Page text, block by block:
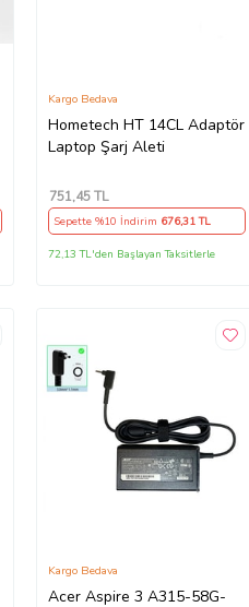
Hometech HT 14CL Adaptör
Laptop Şarj Aleti
Kargo Bedava
751,45 TL
Sepette %10 İndirim 676,31 TL
72,13 TL'den Başlayan Taksitlerle
Acer Aspire 3 A315-58G-
Kargo Bedava